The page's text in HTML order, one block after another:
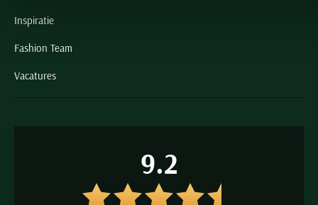
Inspiratie
Fashion Team
Vacatures
9.2